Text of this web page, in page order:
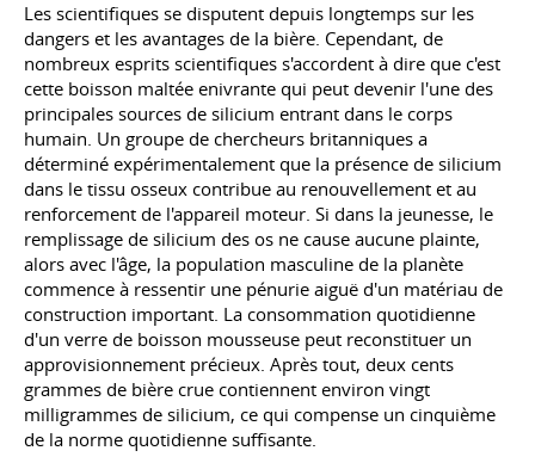
Les scientifiques se disputent depuis longtemps sur les
dangers et les avantages de la bière. Cependant, de
nombreux esprits scientifiques s'accordent à dire que c'est
cette boisson maltée enivrante qui peut devenir l'une des
principales sources de silicium entrant dans le corps
humain. Un groupe de chercheurs britanniques a
déterminé expérimentalement que la présence de silicium
dans le tissu osseux contribue au renouvellement et au
renforcement de l'appareil moteur. Si dans la jeunesse, le
remplissage de silicium des os ne cause aucune plainte,
alors avec l'âge, la population masculine de la planète
commence à ressentir une pénurie aiguë d'un matériau de
construction important. La consommation quotidienne
d'un verre de boisson mousseuse peut reconstituer un
approvisionnement précieux. Après tout, deux cents
grammes de bière crue contiennent environ vingt
milligrammes de silicium, ce qui compense un cinquième
de la norme quotidienne suffisante.